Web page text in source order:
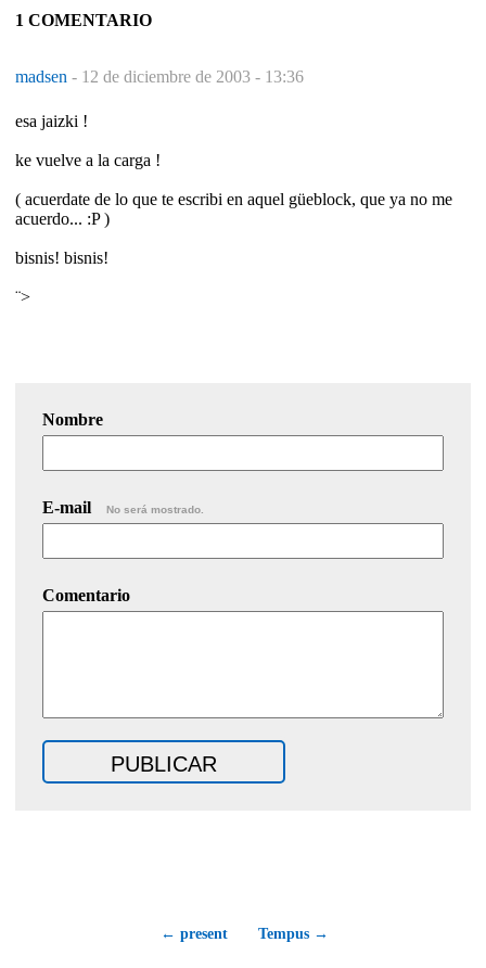
1 COMENTARIO
madsen - 12 de diciembre de 2003 - 13:36
esa jaizki !
ke vuelve a la carga !
( acuerdate de lo que te escribi en aquel güeblock, que ya no me
acuerdo... :P )
bisnis! bisnis!
¨>
Nombre
E-mail No será mostrado.
Comentario
← present Tempus →